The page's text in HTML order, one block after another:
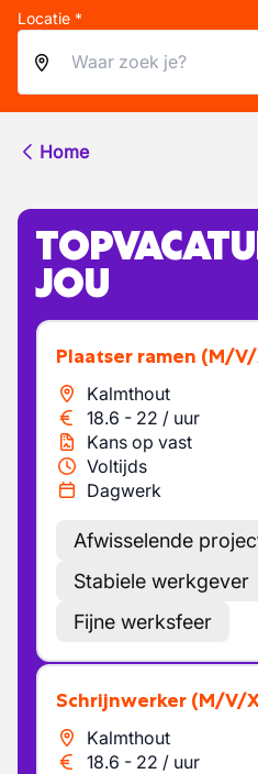
Locatie *
Home
JOU
Plaatser ramen (M/
Kalmthout
18.6 - 22 / uur
Kans op vast
Voltijds
Dagwerk
Afwisselende
Stabiele werkgever
Fijne werksfeer
Schrijnwerker (M/V/
Kalmthout
18.6 - 22 / uur